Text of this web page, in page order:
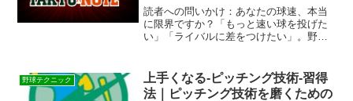
ーニングの秘訣
読者への問いかけ：あなたの球速、本当
に限界ですか？「もっと速い球を投げた
い」「ライバルに差をつけたい」。野球
か。マウンドに立つたびに、打者のバッ
トを空振りさせる、あの速い...
野球テクニック
上手くなる-ピッチング技術-習得
法｜ピッチング技術を磨くための